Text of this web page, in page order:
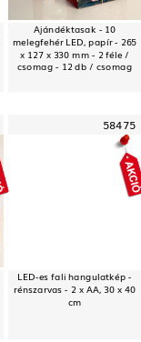
Ajándéktasak - 10
melegfehér LED, papír - 265
x 127 x 330 mm - 2 féle /
csomag - 12 db / csomag
58475
LED-es fali hangulatkép -
rénszarvas - 2 x AA, 30 x 40
cm